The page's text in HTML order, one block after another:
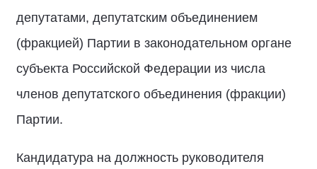
депутатами, депутатским объединением
(фракцией) Партии в законодательном органе
субъекта Российской Федерации из числа
членов депутатского объединения (фракции)
Партии.
Кандидатура на должность руководителя